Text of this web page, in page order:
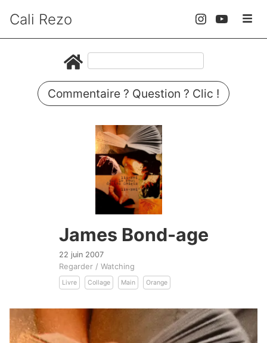
Cali Rezo
Commentaire ? Question ? Clic !
James Bond-age
22 juin 2007
Regarder / Watching
Livre Collage Main Orange